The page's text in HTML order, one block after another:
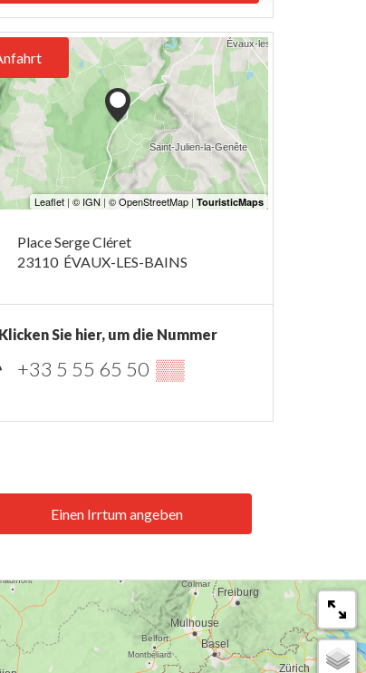
Place Serge Cléret
23110 ÉVAUX-LES-BAINS
Klicken Sie hier, um die Nummer
+33 5 55 65 50 ▒▒
Einen Irrtum angeben